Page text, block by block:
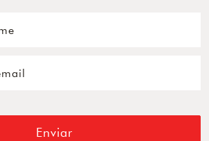
Enviar